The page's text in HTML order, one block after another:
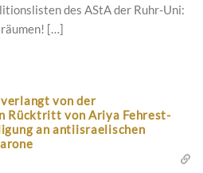
des AStA der Ruhr-Uni:
[…]
von der
Rücktritt von Ariya Fehrest-
an antiisraelischen